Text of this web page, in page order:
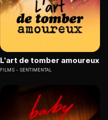
L'art de tomber amoureux
FILMS SENTIMENTAL